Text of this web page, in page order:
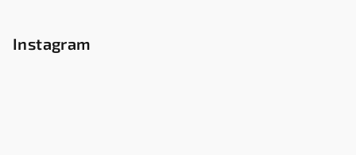
Instagram